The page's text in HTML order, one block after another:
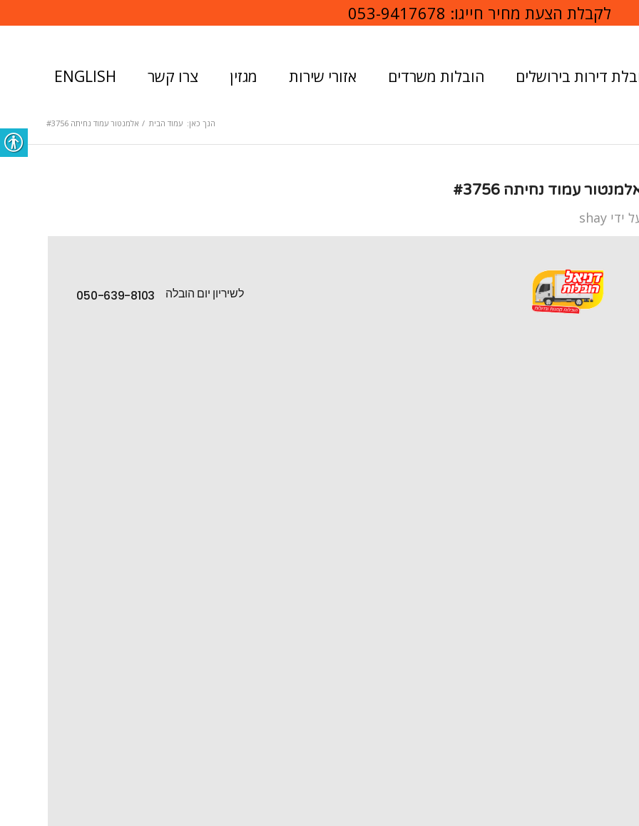
לקבלת הצעת מחיר חייגו: 053-9417678
דירות בירושלים הובלות משרדים אזורי שירות מגזין צרו קשר ENGLISH
הנך כאן: עמוד הבית / אלמנטור עמוד נחיתה #3756
עמוד נחיתה #3756
ידי shay
לשיריון יום הובלה 050-639-8103